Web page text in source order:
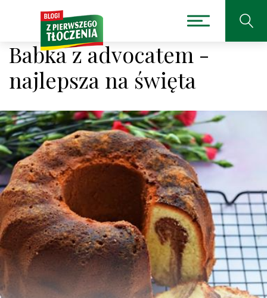
Babka z advocatem -
najlepsza na święta